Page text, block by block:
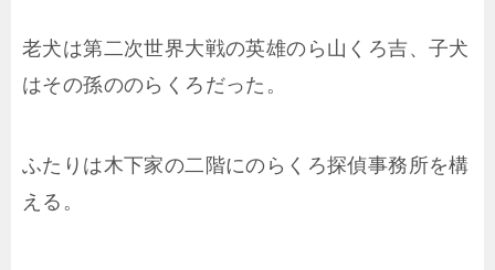
老犬は第二次世界大戦の英雄のら山くろ吉、子犬
はその孫ののらくろだった。
ふたりは木下家の二階にのらくろ探偵事務所を構
える。